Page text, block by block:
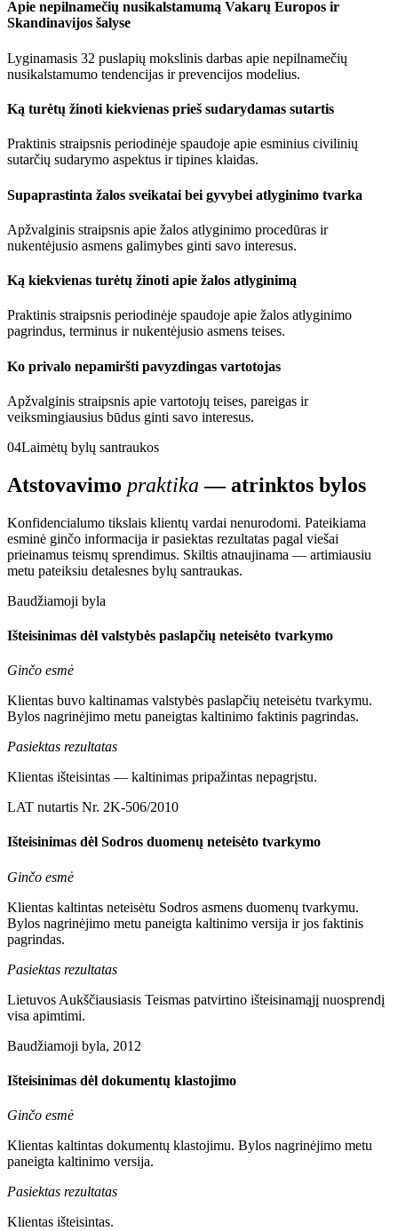
Apie nepilnamečių nusikalstamumą Vakarų Europos ir
Skandinavijos šalyse
Lyginamasis 32 puslapių mokslinis darbas apie nepilnamečių
nusikalstamumo tendencijas ir prevencijos modelius.
Ką turėtų žinoti kiekvienas prieš sudarydamas sutartis
Praktinis straipsnis periodinėje spaudoje apie esminius civilinių
sutarčių sudarymo aspektus ir tipines klaidas.
Supaprastinta žalos sveikatai bei gyvybei atlyginimo tvarka
Apžvalginis straipsnis apie žalos atlyginimo procedūras ir
nukentėjusio asmens galimybes ginti savo interesus.
Ką kiekvienas turėtų žinoti apie žalos atlyginimą
Praktinis straipsnis periodinėje spaudoje apie žalos atlyginimo
pagrindus, terminus ir nukentėjusio asmens teises.
Ko privalo nepamiršti pavyzdingas vartotojas
Apžvalginis straipsnis apie vartotojų teises, pareigas ir
veiksmingiausius būdus ginti savo interesus.
04Laimėtų bylų santraukos
Atstovavimo praktika — atrinktos bylos
Konfidencialumo tikslais klientų vardai nenurodomi. Pateikiama
esminė ginčo informacija ir pasiektas rezultatas pagal viešai
prieinamus teismų sprendimus. Skiltis atnaujinama — artimiausiu
metu pateiksiu detalesnes bylų santraukas.
Baudžiamoji byla
Išteisinimas dėl valstybės paslapčių neteisėto tvarkymo
Ginčo esmė
Klientas buvo kaltinamas valstybės paslapčių neteisėtu tvarkymu.
Bylos nagrinėjimo metu paneigtas kaltinimo faktinis pagrindas.
Pasiektas rezultatas
Klientas išteisintas — kaltinimas pripažintas nepagrįstu.
LAT nutartis Nr. 2K-506/2010
Išteisinimas dėl Sodros duomenų neteisėto tvarkymo
Ginčo esmė
Klientas kaltintas neteisėtu Sodros asmens duomenų tvarkymu.
Bylos nagrinėjimo metu paneigta kaltinimo versija ir jos faktinis
pagrindas.
Pasiektas rezultatas
Lietuvos Aukščiausiasis Teismas patvirtino išteisinamąjį nuosprendį
visa apimtimi.
Baudžiamoji byla, 2012
Išteisinimas dėl dokumentų klastojimo
Ginčo esmė
Klientas kaltintas dokumentų klastojimu. Bylos nagrinėjimo metu
paneigta kaltinimo versija.
Pasiektas rezultatas
Klientas išteisintas.